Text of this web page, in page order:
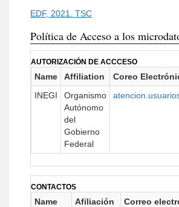
EDF, 2021. TSC
Política de Acceso a los
AUTORIZACIÓN DE ACCCESO
Name Affiliation Coreo
INEGI
Organismo
Autónomo
del
Gobierno
Federal
CONTACTOS
Name Afiliación Correo